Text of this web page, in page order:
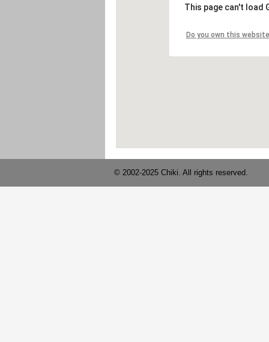
© 2002-2025 Chiki. All rights reserved.